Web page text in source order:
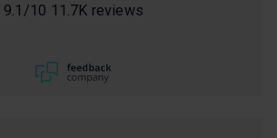
9.1 /10 11.7K reviews